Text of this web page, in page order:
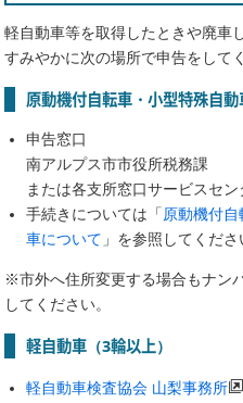
軽自動車等を取得したときや廃車
すみやかに次の場所で申告をして
原動機付自転車・小型特殊自動
申告窓口
南アルプス市市役所税務課
または各支所窓口サービスセン
手続きについては「 原動機付
車について 」を参照してくださ
※市外へ住所変更する場合もナン
してください。
軽自動車（3輪以上）
軽自動車検査協会 山梨事務所